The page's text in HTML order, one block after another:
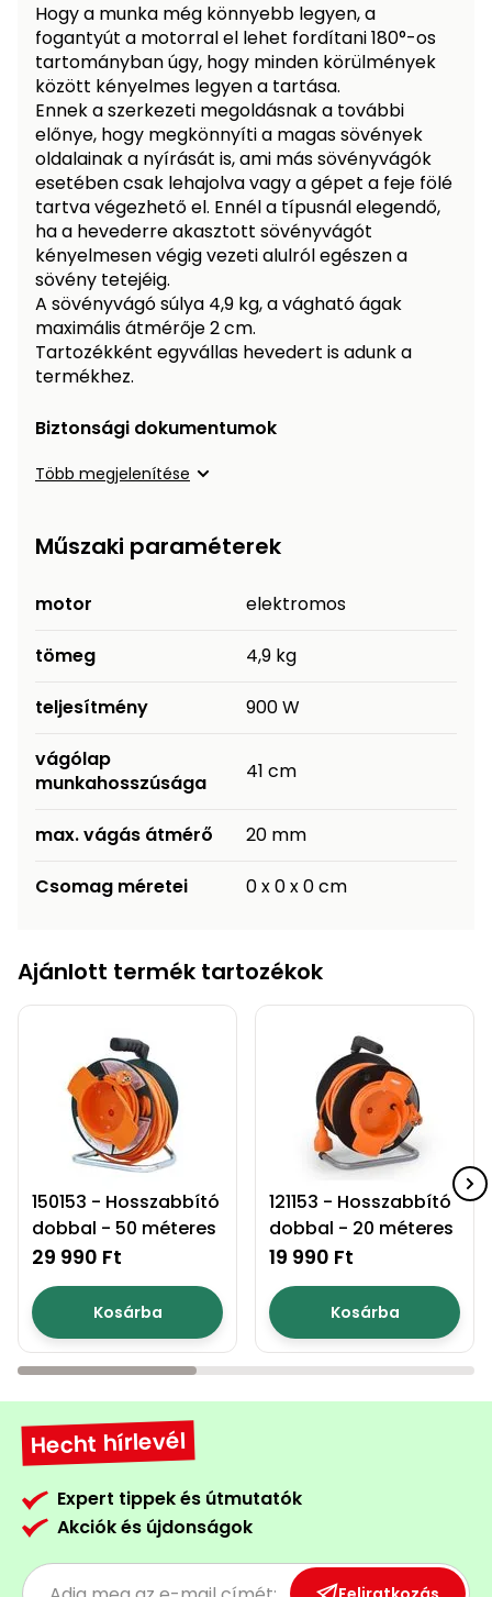
Permetező
Üvegház
és
melegház
Komposztáló
Kézi
szerszám,
eszközök
Kiegészítők
Hogy a munka még könnyebb legyen, a
fogantyút a motorral el lehet fordítani 180°-os
tartományban úgy, hogy minden körülmények
között kényelmes legyen a tartása.
Ennek a szerkezeti megoldásnak a további
előnye, hogy megkönnyíti a magas sövények
oldalainak a nyírását is, ami más sövényvágók
esetében csak lehajolva vagy a gépet a feje fölé
tartva végezhető el. Ennél a típusnál elegendő,
ha a hevederre akasztott sövényvágót
kényelmesen végig vezeti alulról egészen a
sövény tetejéig.
A sövényvágó súlya 4,9 kg, a vágható ágak
maximális átmérője 2 cm.
Tartozékként egyvállas hevedert is adunk a
termékhez.
Biztonsági dokumentumok
Több megjelenítése
Műszaki paraméterek
motor elektromos
tömeg 4,9 kg
teljesítmény 900 W
vágólap
munkahosszúsága
41 cm
max. vágás átmérő 20 mm
Csomag méretei 0 x 0 x 0 cm
Ajánlott termék tartozékok
150153 - Hosszabbító
dobbal - 50 méteres
29 990 Ft
Kosárba
121153 - Hosszabbító
dobbal - 20 méteres
19 990 Ft
Kosárba
Hecht hírlevél
Expert tippek és útmutatók
Akciók és újdonságok